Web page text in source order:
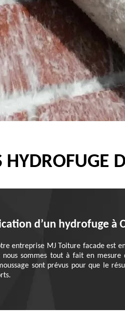
HYDROFUGE
d’un hydrofuge à
entreprise MJ Toiture facade est
sommes tout à fait en
sont prévus pour que le